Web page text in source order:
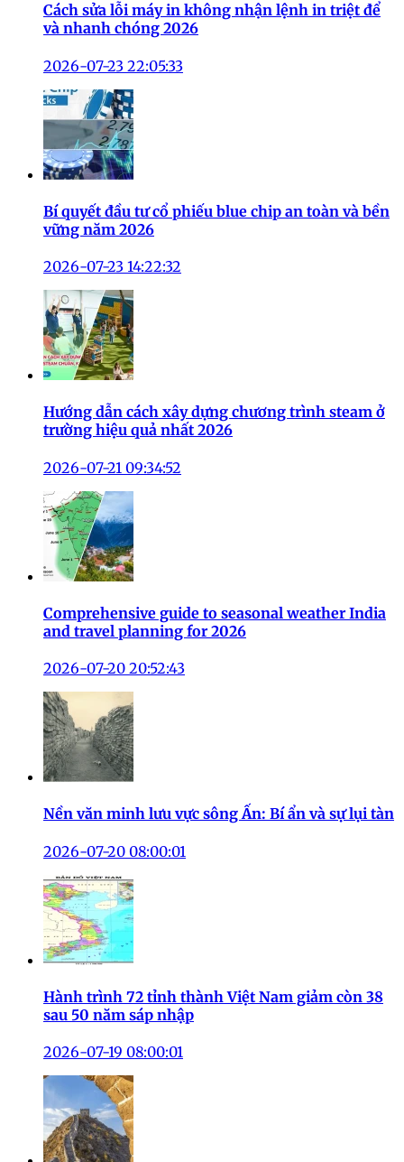
Cách sửa lỗi máy in không nhận lệnh in triệt để
và nhanh chóng 2026
2026-07-23 22:05:33
Bí quyết đầu tư cổ phiếu blue chip an toàn và bền
vững năm 2026
2026-07-23 14:22:32
Hướng dẫn cách xây dựng chương trình steam ở
trường hiệu quả nhất 2026
2026-07-21 09:34:52
Comprehensive guide to seasonal weather India
and travel planning for 2026
2026-07-20 20:52:43
Nền văn minh lưu vực sông Ấn: Bí ẩn và sự lụi tàn
2026-07-20 08:00:01
Hành trình 72 tỉnh thành Việt Nam giảm còn 38
sau 50 năm sáp nhập
2026-07-19 08:00:01